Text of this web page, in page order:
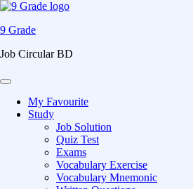
9 Grade
Job Circular BD
My Favourite
Study
Job Solution
Quiz Test
Exams
Vocabulary Exercise
Vocabulary Mnemonic